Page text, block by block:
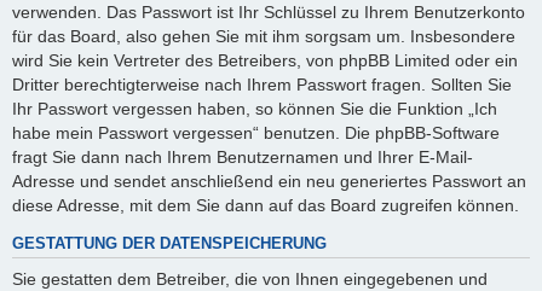
verwenden. Das Passwort ist Ihr Schlüssel zu Ihrem Benutzerkonto
für das Board, also gehen Sie mit ihm sorgsam um. Insbesondere
wird Sie kein Vertreter des Betreibers, von phpBB Limited oder ein
Dritter berechtigterweise nach Ihrem Passwort fragen. Sollten Sie
Ihr Passwort vergessen haben, so können Sie die Funktion „Ich
habe mein Passwort vergessen“ benutzen. Die phpBB-Software
fragt Sie dann nach Ihrem Benutzernamen und Ihrer E-Mail-
Adresse und sendet anschließend ein neu generiertes Passwort an
diese Adresse, mit dem Sie dann auf das Board zugreifen können.
GESTATTUNG DER DATENSPEICHERUNG
Sie gestatten dem Betreiber, die von Ihnen eingegebenen und